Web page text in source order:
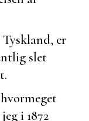
er
slet
i 1872